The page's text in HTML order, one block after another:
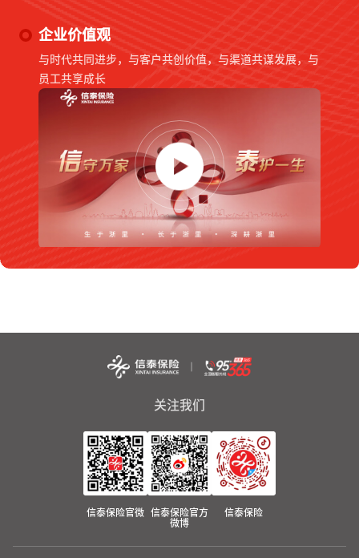
企业价值观
与时代共同进步，与客户共创价值，与渠道共谋发展，与
员工共享成长
关注我们
信泰保险官微
信泰保险官方
微博
信泰保险